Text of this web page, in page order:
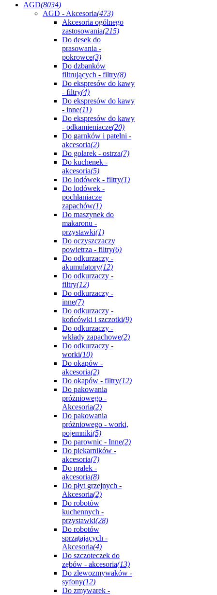
AGD(8034)
AGD - Akcesoria(473)
Akcesoria ogólnego
zastosowania(215)
Do desek do
prasowania -
pokrowce(3)
Do dzbanków
filtrujących - filtry(8)
Do ekspresów do kawy
- filtry(4)
Do ekspresów do kawy
- inne(11)
Do ekspresów do kawy
- odkamieniacze(20)
Do garnków i patelni -
akcesoria(2)
Do golarek - ostrza(7)
Do kuchenek -
akcesoria(5)
Do lodówek - filtry(1)
Do lodówek -
pochłaniacze
zapachów(1)
Do maszynek do
makaronu -
przystawki(1)
Do oczyszczaczy
powietrza - filtry(6)
Do odkurzaczy -
akumulatory(12)
Do odkurzaczy -
filtry(12)
Do odkurzaczy -
inne(7)
Do odkurzaczy -
końcówki i szczotki(9)
Do odkurzaczy -
wkłady zapachowe(2)
Do odkurzaczy -
worki(10)
Do okapów -
akcesoria(2)
Do okapów - filtry(12)
Do pakowania
próżniowego -
Akcesoria(2)
Do pakowania
próżniowego - worki,
pojemniki(5)
Do parownic - Inne(2)
Do piekarników -
akcesoria(7)
Do pralek -
akcesoria(8)
Do płyt grzejnych -
Akcesoria(2)
Do robotów
kuchennych -
przystawki(28)
Do robotów
sprzątających -
Akcesoria(4)
Do szczoteczek do
zębów - akcesoria(13)
Do zlewozmywaków -
syfony(12)
Do zmywarek -